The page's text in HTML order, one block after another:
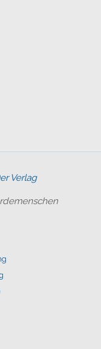
Verlag